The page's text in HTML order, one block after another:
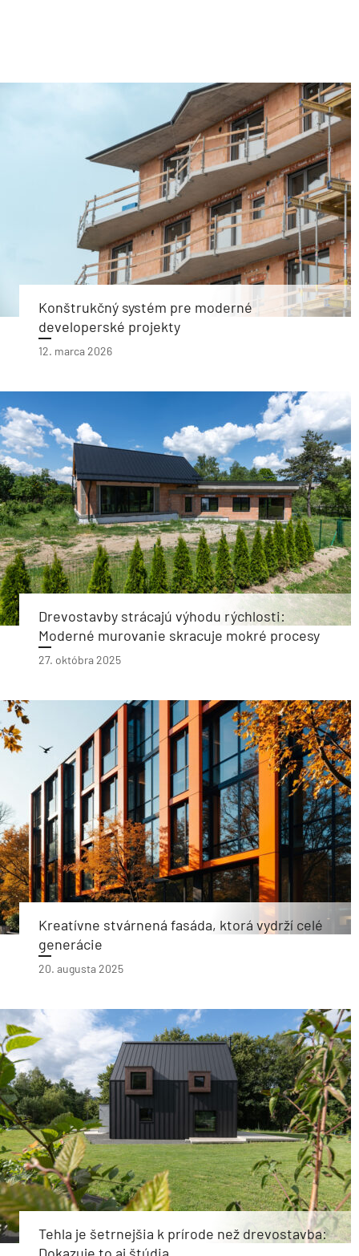
Konštrukčný systém pre moderné
developerské projekty
12. marca 2026
Drevostavby strácajú výhodu rýchlosti:
Moderné murovanie skracuje mokré procesy
27. októbra 2025
Kreatívne stvárnená fasáda, ktorá vydrží celé
generácie
20. augusta 2025
Tehla je šetrnejšia k prírode než drevostavba: